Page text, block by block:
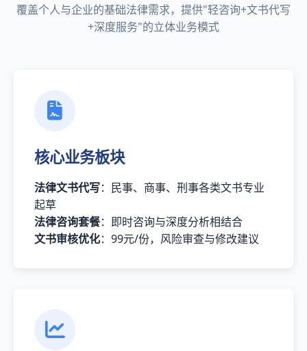
覆盖个人与企业的基础法律需求，提供"轻咨询+文书代写
+深度服务"的立体业务模式
核心业务板块
法律文书代写：民事、商事、刑事各类文书专业
起草
法律咨询套餐：即时咨询与深度分析相结合
文书审核优化：99元/份，风险审查与修改建议